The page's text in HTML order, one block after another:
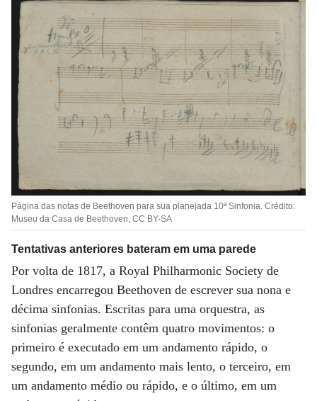
Página das notas de Beethoven para sua planejada 10ª Sinfonia. Crédito:
Museu da Casa de Beethoven, CC BY-SA
Tentativas anteriores bateram em uma parede
Por volta de 1817, a Royal Philharmonic Society de
Londres encarregou Beethoven de escrever sua nona e
décima sinfonias. Escritas para uma orquestra, as
sinfonias geralmente contêm quatro movimentos: o
primeiro é executado em um andamento rápido, o
segundo, em um andamento mais lento, o terceiro, em
um andamento médio ou rápido, e o último, em um